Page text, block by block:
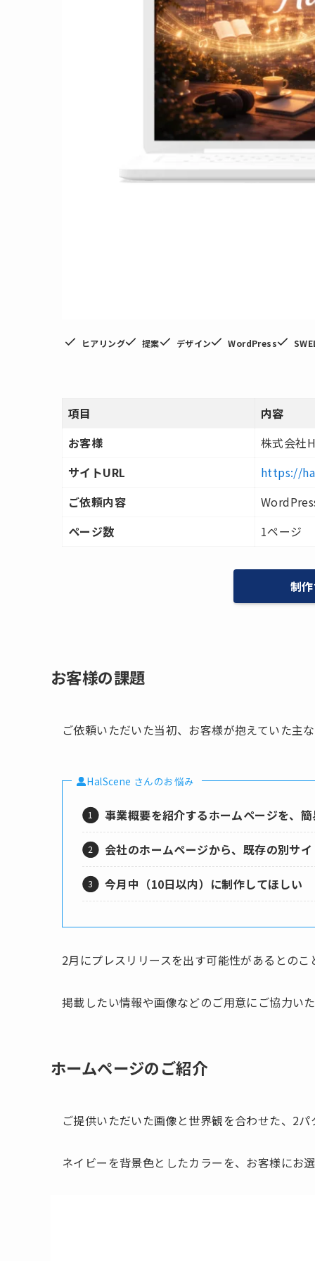
ヒアリング 提案 デザイン WordPress
項目
内容
お客様
株式会社
サイトURL
https://
ご依頼内容
ページ数
1ページ
制
お客様の課題
ご依頼いただいた当初、お客様が抱えていた主
HalScene さんのお悩み
事業概要を紹介するホームページを、
会社のホームページから、既存の別サ
今月中（10日以内）に制作してほしい
2月にプレスリリースを出す可能性があるとの
掲載したい情報や画像などのご用意にご協力い
ホームページのご紹介
ご提供いただいた画像と世界観を合わせた、2
ネイビーを背景色としたカラーを、お客様にお